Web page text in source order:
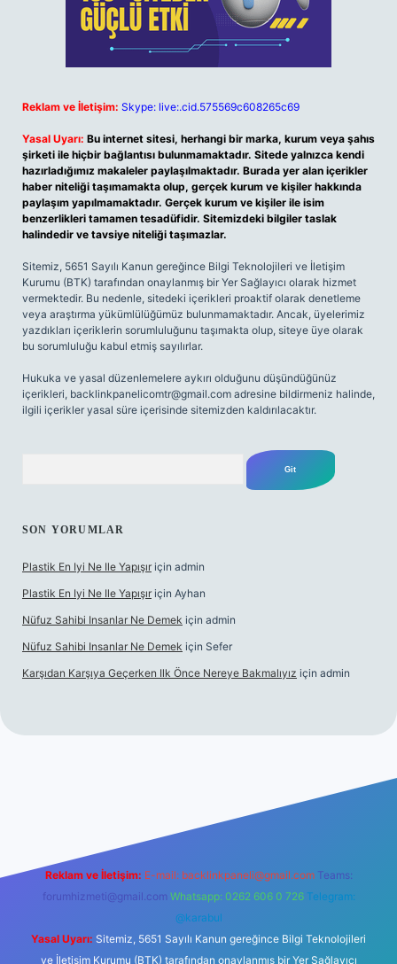
Reklam ve İletişim: Skype: live:.cid.575569c608265c69
Yasal Uyarı: Bu internet sitesi, herhangi bir marka, kurum veya şahıs
şirketi ile hiçbir bağlantısı bulunmamaktadır. Sitede yalnızca kendi
hazırladığımız makaleler paylaşılmaktadır. Burada yer alan içerikler
haber niteliği taşımamakta olup, gerçek kurum ve kişiler hakkında
paylaşım yapılmamaktadır. Gerçek kurum ve kişiler ile isim
benzerlikleri tamamen tesadüfidir. Sitemizdeki bilgiler taslak
halindedir ve tavsiye niteliği taşımazlar.
Sitemiz, 5651 Sayılı Kanun gereğince Bilgi Teknolojileri ve İletişim
Kurumu (BTK) tarafından onaylanmış bir Yer Sağlayıcı olarak hizmet
vermektedir. Bu nedenle, sitedeki içerikleri proaktif olarak denetleme
veya araştırma yükümlülüğümüz bulunmamaktadır. Ancak, üyelerimiz
yazdıkları içeriklerin sorumluluğunu taşımakta olup, siteye üye olarak
bu sorumluluğu kabul etmiş sayılırlar.
Hukuka ve yasal düzenlemelere aykırı olduğunu düşündüğünüz
içerikleri, backlinkpanelicomtr@gmail.com adresine bildirmeniz halinde,
ilgili içerikler yasal süre içerisinde sitemizden kaldırılacaktır.
SON YORUMLAR
Plastik En Iyi Ne Ile Yapışır için admin
Plastik En Iyi Ne Ile Yapışır için Ayhan
Nüfuz Sahibi Insanlar Ne Demek için admin
Nüfuz Sahibi Insanlar Ne Demek için Sefer
Karşıdan Karşıya Geçerken Ilk Önce Nereye Bakmalıyız için admin
Reklam ve İletişim: E-mail: backlinkpaneli@gmail.com Teams:
forumhizmeti@gmail.com Whatsapp: 0262 606 0 726 Telegram:
@karabul
Yasal Uyarı: Sitemiz, 5651 Sayılı Kanun gereğince Bilgi Teknolojileri
ve İletişim Kurumu (BTK) tarafından onaylanmış bir Yer Sağlayıcı